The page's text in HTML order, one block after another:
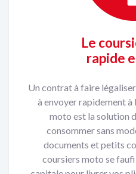
Le
rapide
Un contrat à faire
à envoyer rapidement à
moto est la solution
consommer sans
documents et petits
coursiers moto se